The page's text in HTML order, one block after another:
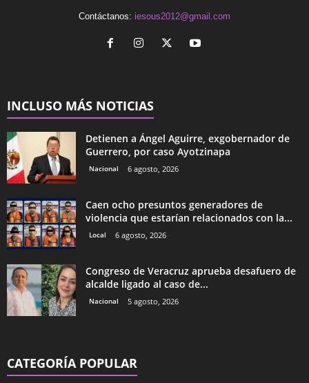
Contáctanos: iesous2012@gmail.com
INCLUSO MÁS NOTICIAS
Detienen a Ángel Aguirre, exgobernador de
Guerrero, por caso Ayotzinapa
Nacional 6 agosto, 2026
Caen ocho presuntos generadores de
violencia que estarían relacionados con la...
Local 6 agosto, 2026
Congreso de Veracruz aprueba desafuero de
alcalde ligado al caso de...
Nacional 5 agosto, 2026
CATEGORÍA POPULAR